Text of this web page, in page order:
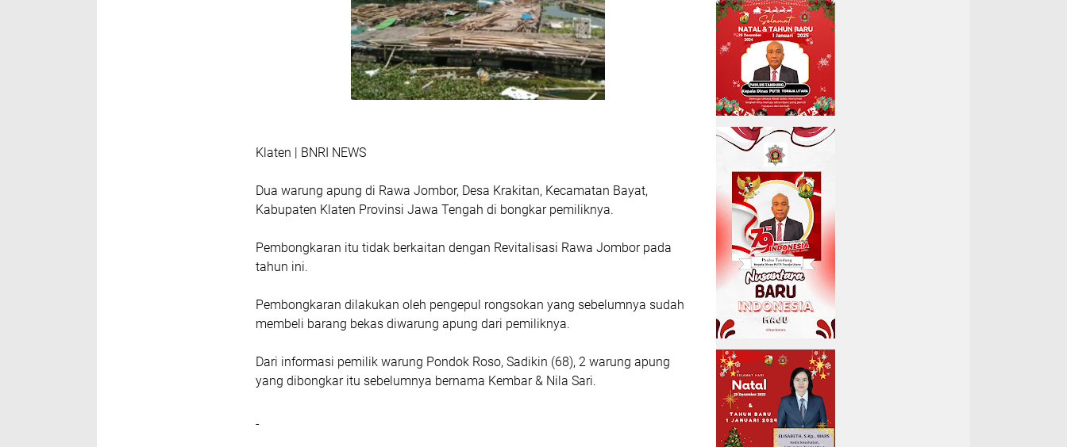
Klaten | BNRI NEWS
Dua warung apung di Rawa Jombor, Desa Krakitan, Kecamatan Bayat,
Kabupaten Klaten Provinsi Jawa Tengah di bongkar pemiliknya.
Pembongkaran itu tidak berkaitan dengan Revitalisasi Rawa Jombor pada
tahun ini.
Pembongkaran dilakukan oleh pengepul rongsokan yang sebelumnya sudah
membeli barang bekas diwarung apung dari pemiliknya.
Dari informasi pemilik warung Pondok Roso, Sadikin (68), 2 warung apung
yang dibongkar itu sebelumnya bernama Kembar & Nila Sari.
-